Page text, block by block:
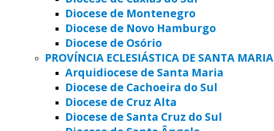
Diocese de Montenegro
Diocese de Novo Hamburgo
Diocese de Osório
PROVÍNCIA ECLESIÁSTICA DE SANTA MARIA
Arquidiocese de Santa Maria
Diocese de Cachoeira do Sul
Diocese de Cruz Alta
Diocese de Santa Cruz do Sul